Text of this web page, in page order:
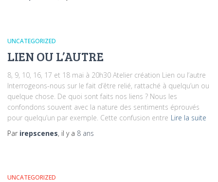
UNCATEGORIZED
LIEN OU L’AUTRE
8, 9, 10, 16, 17 et 18 mai à 20h30 Atelier création Lien ou l’autre
Interrogeons-nous sur le fait d’être relié, rattaché à quelqu’un ou
quelque chose. De quoi sont faits nos liens ? Nous les
confondons souvent avec la nature des sentiments éprouvés
pour quelqu’un par exemple. Cette confusion entre Lire la suite
Par irepscenes, il y a 8 ans
UNCATEGORIZED